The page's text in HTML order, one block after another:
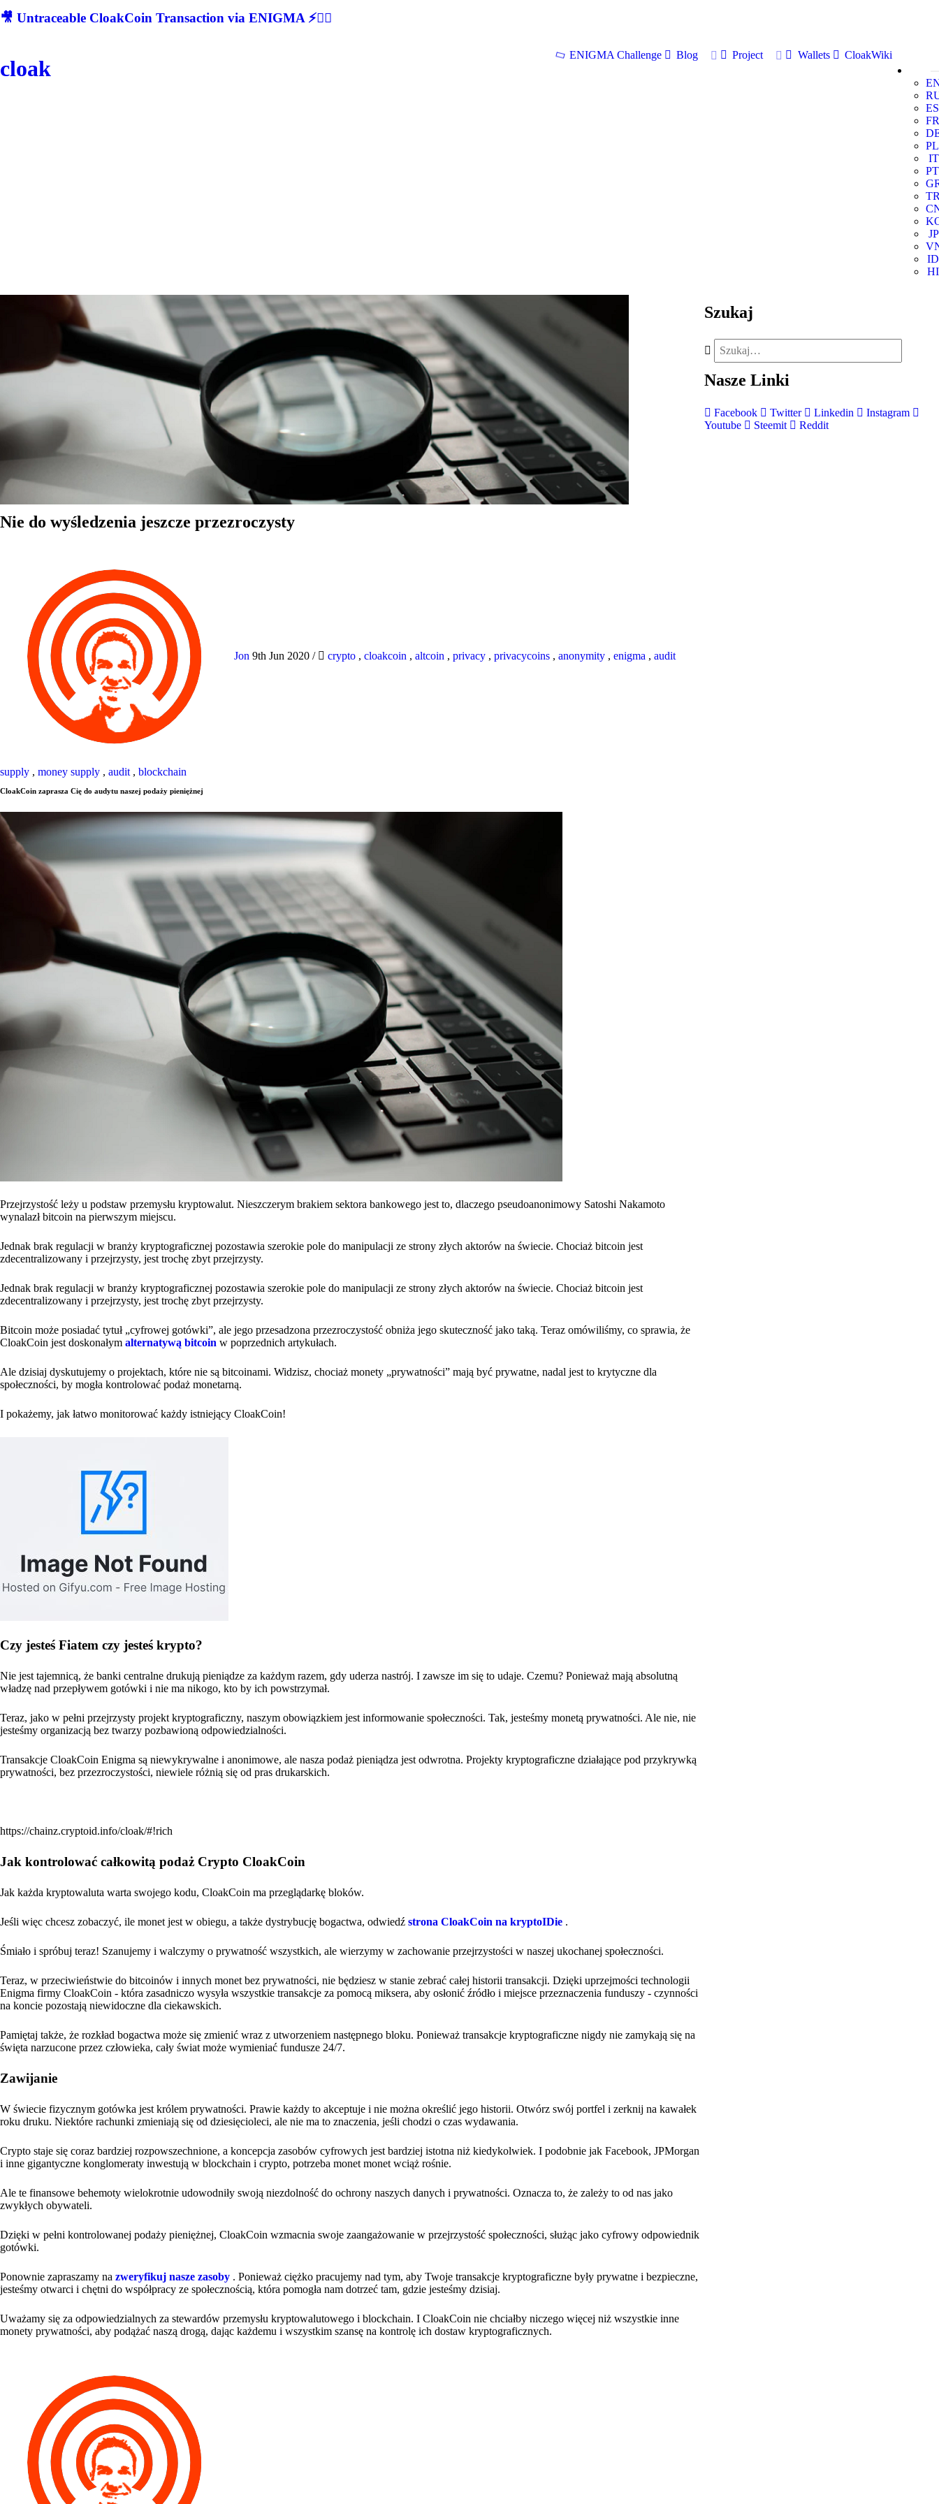
🎥 Untraceable CloakCoin Transaction via ENIGMA ⚡🕵‍♂
cloak
ENIGMA Challenge Blog Project Wallets
CloakWiki
ES
FR
PL
IT
PT
JP
ID
HI
Nie do wyśledzenia jeszcze przezroczysty
Jon 9th Jun 2020 / crypto , cloakcoin , altcoin , privacy , privacycoins , anonymity , enigma , audit
supply , money supply , audit , blockchain
CloakCoin zaprasza Cię do audytu naszej podaży pieniężnej
Przejrzystość leży u podstaw przemysłu kryptowalut. Nieszczerym brakiem sektora bankowego jest to, dlaczego pseudoanonimowy Satoshi Nakamoto
wynalazł bitcoin na pierwszym miejscu.
Jednak brak regulacji w branży kryptograficznej pozostawia szerokie pole do manipulacji ze strony złych aktorów na świecie. Chociaż bitcoin jest
zdecentralizowany i przejrzysty, jest trochę zbyt przejrzysty.
Jednak brak regulacji w branży kryptograficznej pozostawia szerokie pole do manipulacji ze strony złych aktorów na świecie. Chociaż bitcoin jest
zdecentralizowany i przejrzysty, jest trochę zbyt przejrzysty.
Bitcoin może posiadać tytuł „cyfrowej gotówki”, ale jego przesadzona przezroczystość obniża jego skuteczność jako taką. Teraz omówiliśmy, co sprawia, że
CloakCoin jest doskonałym alternatywą bitcoin w poprzednich artykułach.
Ale dzisiaj dyskutujemy o projektach, które nie są bitcoinami. Widzisz, chociaż monety „prywatności” mają być prywatne, nadal jest to krytyczne dla
społeczności, by mogła kontrolować podaż monetarną.
I pokażemy, jak łatwo monitorować każdy istniejący CloakCoin!
Czy jesteś Fiatem czy jesteś krypto?
Nie jest tajemnicą, że banki centralne drukują pieniądze za każdym razem, gdy uderza nastrój. I zawsze im się to udaje. Czemu? Ponieważ mają absolutną
władzę nad przepływem gotówki i nie ma nikogo, kto by ich powstrzymał.
Teraz, jako w pełni przejrzysty projekt kryptograficzny, naszym obowiązkiem jest informowanie społeczności. Tak, jesteśmy monetą prywatności. Ale nie, nie
jesteśmy organizacją bez twarzy pozbawioną odpowiedzialności.
Transakcje CloakCoin Enigma są niewykrywalne i anonimowe, ale nasza podaż pieniądza jest odwrotna. Projekty kryptograficzne działające pod przykrywką
prywatności, bez przezroczystości, niewiele różnią się od pras drukarskich.
https://chainz.cryptoid.info/cloak/#!rich
Jak kontrolować całkowitą podaż Crypto CloakCoin
Jak każda kryptowaluta warta swojego kodu, CloakCoin ma przeglądarkę bloków.
Jeśli więc chcesz zobaczyć, ile monet jest w obiegu, a także dystrybucję bogactwa, odwiedź strona CloakCoin na kryptoIDie .
Śmiało i spróbuj teraz! Szanujemy i walczymy o prywatność wszystkich, ale wierzymy w zachowanie przejrzystości w naszej ukochanej społeczności.
Teraz, w przeciwieństwie do bitcoinów i innych monet bez prywatności, nie będziesz w stanie zebrać całej historii transakcji. Dzięki uprzejmości technologii
Enigma firmy CloakCoin - która zasadniczo wysyła wszystkie transakcje za pomocą miksera, aby osłonić źródło i miejsce przeznaczenia funduszy - czynności
na koncie pozostają niewidoczne dla ciekawskich.
Pamiętaj także, że rozkład bogactwa może się zmienić wraz z utworzeniem następnego bloku. Ponieważ transakcje kryptograficzne nigdy nie zamykają się na
święta narzucone przez człowieka, cały świat może wymieniać fundusze 24/7.
Zawijanie
W świecie fizycznym gotówka jest królem prywatności. Prawie każdy to akceptuje i nie można określić jego historii. Otwórz swój portfel i zerknij na kawałek
roku druku. Niektóre rachunki zmieniają się od dziesięcioleci, ale nie ma to znaczenia, jeśli chodzi o czas wydawania.
Crypto staje się coraz bardziej rozpowszechnione, a koncepcja zasobów cyfrowych jest bardziej istotna niż kiedykolwiek. I podobnie jak Facebook, JPMorgan
i inne gigantyczne konglomeraty inwestują w blockchain i crypto, potrzeba monet monet wciąż rośnie.
Ale te finansowe behemoty wielokrotnie udowodniły swoją niezdolność do ochrony naszych danych i prywatności. Oznacza to, że zależy to od nas jako
zwykłych obywateli.
Dzięki w pełni kontrolowanej podaży pieniężnej, CloakCoin wzmacnia swoje zaangażowanie w przejrzystość społeczności, służąc jako cyfrowy odpowiednik
gotówki.
Ponownie zapraszamy na zweryfikuj nasze zasoby . Ponieważ ciężko pracujemy nad tym, aby Twoje transakcje kryptograficzne były prywatne i bezpieczne,
jesteśmy otwarci i chętni do współpracy ze społecznością, która pomogła nam dotrzeć tam, gdzie jesteśmy dzisiaj.
Uważamy się za odpowiedzialnych za stewardów przemysłu kryptowalutowego i blockchain. I CloakCoin nie chciałby niczego więcej niż wszystkie inne
monety prywatności, aby podążać naszą drogą, dając każdemu i wszystkim szansę na kontrolę ich dostaw kryptograficznych.
Szukaj
Nasze Linki
Facebook Twitter Linkedin
Instagram
Youtube
Steemit Reddit